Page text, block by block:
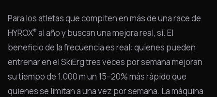
Para los atletas que compiten en más de una race de
HYROX® al año y buscan una mejora real, sí. El
beneficio de la frecuencia es real: quienes pueden
entrenar en el SkiErg tres veces por semana mejoran
su tiempo de 1.000 m un 15–20% más rápido que
quienes se limitan a una vez por semana. La máquina